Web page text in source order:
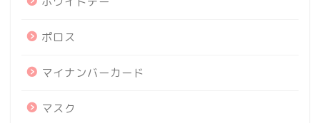
ポロス
マイナンバーカード
マスク